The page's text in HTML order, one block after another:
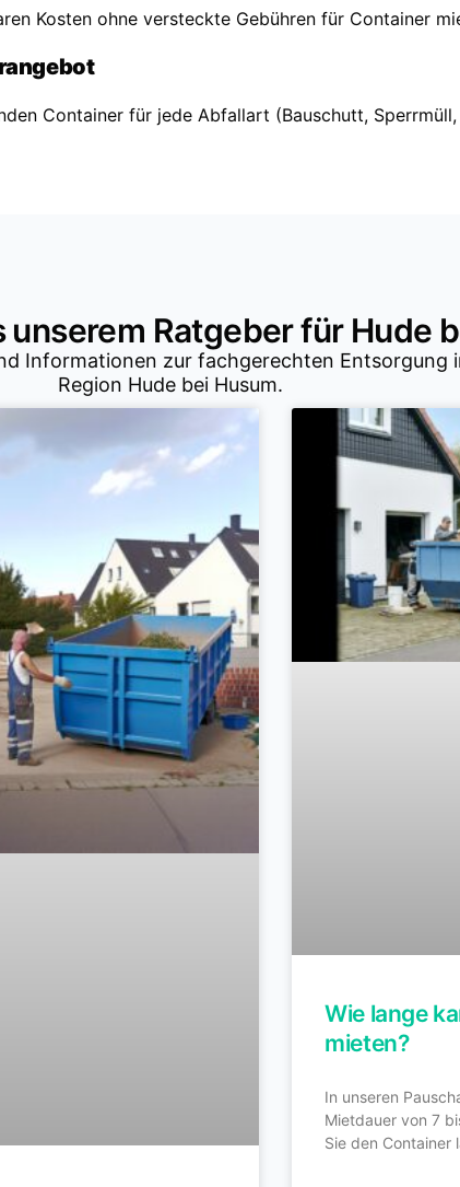
Kosten ohne versteckte Gebühren für Container
Container für jede Abfallart (Bauschutt,
unserem Ratgeber für Hude
Informationen zur fachgerechten Entsorgung
Region Hude bei Husum.
Wie lange
mieten?
In unseren
Mietdauer von 7
Sie den Container